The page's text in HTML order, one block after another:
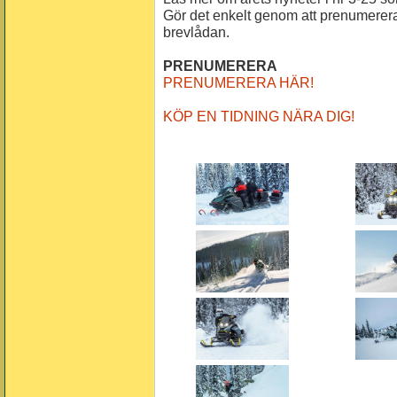
Gör det enkelt genom att
brevlådan.
PRENUMERERA
PRENUMERERA HÄR!
KÖP EN TIDNING NÄRA DIG!